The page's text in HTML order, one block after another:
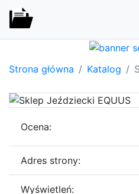
Strona główna Katalog
Ocena:
Adres strony:
Wyświetleń: